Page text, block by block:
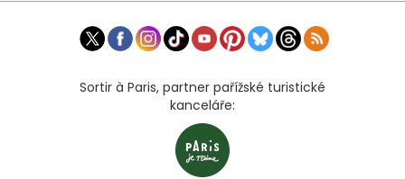
Sortir à Paris, partner pařížské turistické
kanceláře: